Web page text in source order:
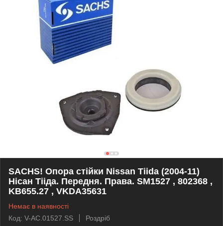
SACHS! Опора стійки Nissan Tiida (2004-11)
Нісан Тііда. Передня. Права. SM1527 , 802368 ,
KB655.27 , VKDA35631
Немає в наявності
Код: V-AC.01527.SS
Роздріб